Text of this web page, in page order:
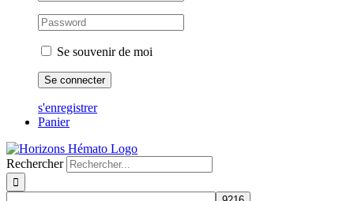
Se souvenir de moi
s'enregistrer
Panier
Rechercher